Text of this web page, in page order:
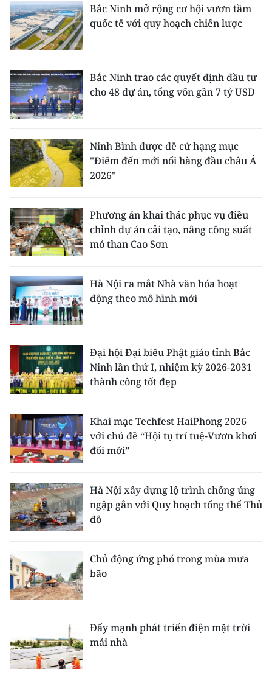
Bắc Ninh mở rộng cơ hội vươn tầm
quốc tế với quy hoạch chiến lược
Bắc Ninh trao các quyết định đầu tư
cho 48 dự án, tổng vốn gần 7 tỷ USD
Ninh Bình được đề cử hạng mục
"Điểm đến mới nổi hàng đầu châu Á
2026"
Phương án khai thác phục vụ điều
chỉnh dự án cải tạo, nâng công suất
mỏ than Cao Sơn
Hà Nội ra mắt Nhà văn hóa hoạt
động theo mô hình mới
Đại hội Đại biểu Phật giáo tỉnh Bắc
Ninh lần thứ I, nhiệm kỳ 2026-2031
thành công tốt đẹp
Khai mạc Techfest HaiPhong 2026
với chủ đề “Hội tụ trí tuệ-Vươn khơi
đổi mới”
Hà Nội xây dựng lộ trình chống úng
ngập gắn với Quy hoạch tổng thể Thủ
đô
Chủ động ứng phó trong mùa mưa
bão
Đẩy mạnh phát triển điện mặt trời
mái nhà